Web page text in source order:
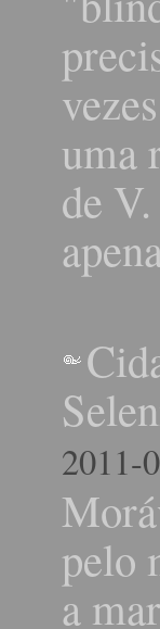
uma
de
2011-
pelo
a